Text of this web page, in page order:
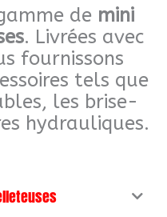
a
m
de mini
. Livrées avec
fournissons
tels que
les brise-
hydrauliques.